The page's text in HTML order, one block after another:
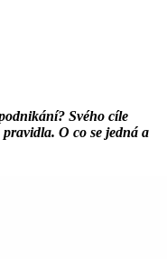
Svého cíle
O co se jedná a